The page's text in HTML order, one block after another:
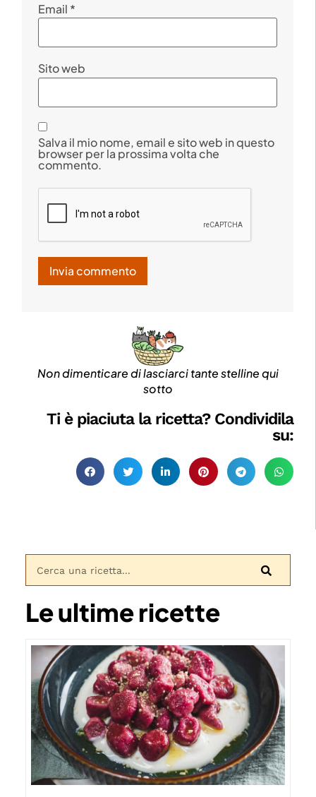
Email *
Sito web
Salva il mio nome, email e sito web in questo
browser per la prossima volta che
commento.
Non dimenticare di lasciarci tante stelline qui
sotto
Ti è piaciuta la ricetta? Condividila
su:
Le ultime ricette